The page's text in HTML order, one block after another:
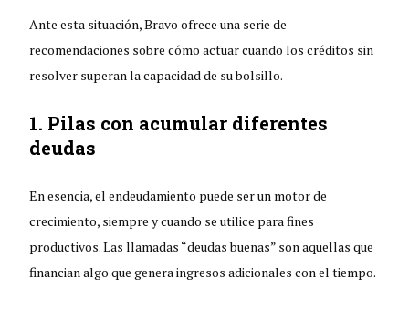
Ante esta situación, Bravo ofrece una serie de
recomendaciones sobre cómo actuar cuando los créditos sin
resolver superan la capacidad de su bolsillo.
1. Pilas con acumular diferentes
deudas
En esencia, el endeudamiento puede ser un motor de
crecimiento, siempre y cuando se utilice para fines
productivos. Las llamadas “deudas buenas” son aquellas que
financian algo que genera ingresos adicionales con el tiempo.